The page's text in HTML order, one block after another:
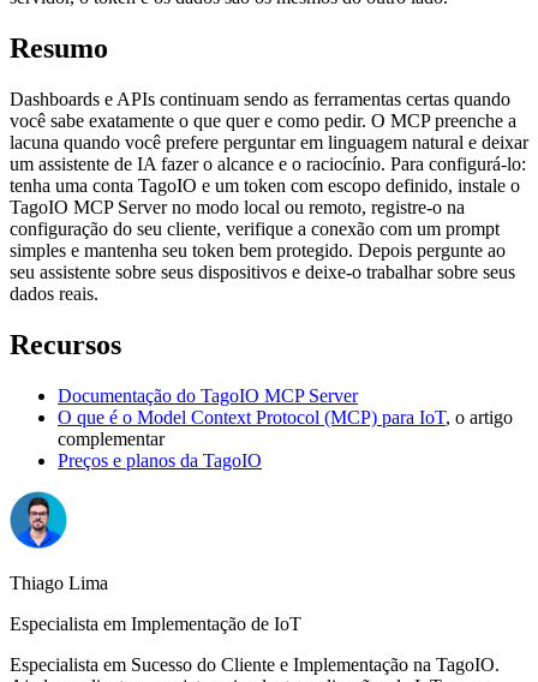
Resumo
Dashboards e APIs continuam sendo as ferramentas certas quando
você sabe exatamente o que quer e como pedir. O MCP preenche a
lacuna quando você prefere perguntar em linguagem natural e deixar
um assistente de IA fazer o alcance e o raciocínio. Para configurá-lo:
tenha uma conta TagoIO e um token com escopo definido, instale o
TagoIO MCP Server no modo local ou remoto, registre-o na
configuração do seu cliente, verifique a conexão com um prompt
simples e mantenha seu token bem protegido. Depois pergunte ao
seu assistente sobre seus dispositivos e deixe-o trabalhar sobre seus
dados reais.
Recursos
Documentação do TagoIO MCP Server
O que é o Model Context Protocol (MCP) para IoT, o artigo
complementar
Preços e planos da TagoIO
Thiago Lima
Especialista em Implementação de IoT
Especialista em Sucesso do Cliente e Implementação na TagoIO.